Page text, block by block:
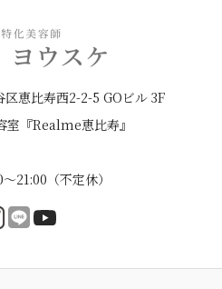
区恵比寿西2-2-5 GOビル 3F
室『Realme恵比寿』
21:00（不定休）